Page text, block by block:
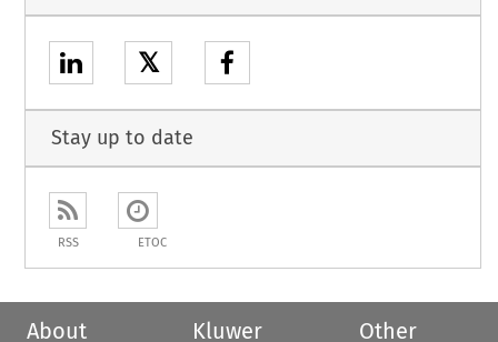
𝕏
Stay up to date
RSS ETOC
About
Kluwer
Other